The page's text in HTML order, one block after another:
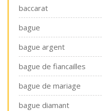
baccarat
bague
bague argent
bague de fiancailles
bague de mariage
bague diamant